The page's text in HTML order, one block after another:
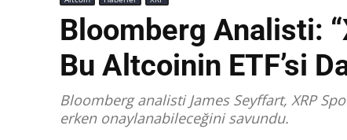
Bloomberg Analisti:
Bu Altcoinin ETF’si
Bloomberg analisti James Seyffart, XRP
erken onaylanabileceğini savundu.